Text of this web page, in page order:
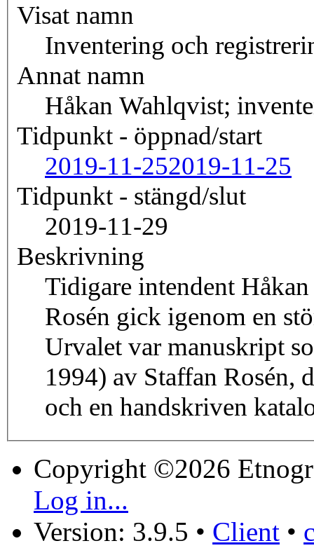
Visat namn
Inventering och
Annat namn
Håkan Wahlqvist;
Tidpunkt - öppnad/start
2019-11-252019-11-25
Tidpunkt - stängd/slut
2019-11-29
Beskrivning
Tidigare intendent
Rosén gick igenom en
Urvalet var manuskript
1994) av Staffan Rosén,
och en handskriven
Copyright ©2026
Log in...
Version: 3.9.5 • Client •